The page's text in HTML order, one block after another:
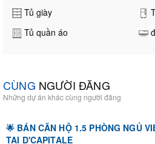
Tủ giày
Tủ quần áo
CÙNG NGƯỜI ĐĂNG
Những dự án khác cùng người đăng
🌟 BÁN CĂN HỘ 1.5 PHÒNG NGỦ
TẠI D'CAPITALE